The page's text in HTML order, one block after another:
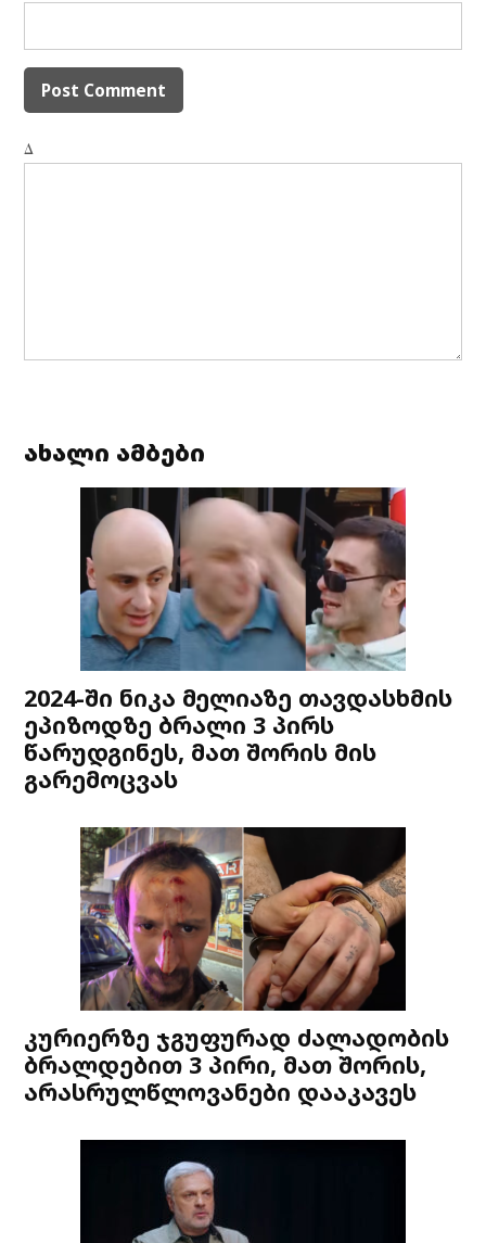
Δ
ახალი ამბები
2024-ში ნიკა მელიაზე თავდასხმის
ეპიზოდზე ბრალი 3 პირს
წარუდგინეს, მათ შორის მის
გარემოცვას
კურიერზე ჯგუფურად ძალადობის
ბრალდებით 3 პირი, მათ შორის,
არასრულწლოვანები დააკავეს